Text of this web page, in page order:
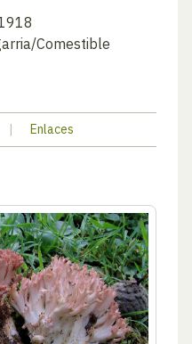
Comestible
| Enlaces